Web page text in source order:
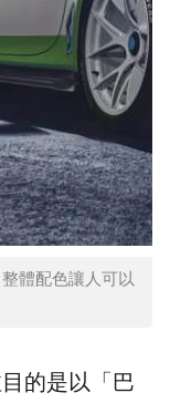
體配色讓人可以
的是以「巴